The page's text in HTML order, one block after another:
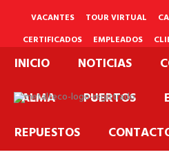
VACANTES TOUR VIRTUAL
CERTIFICADOS
EMPLEADOS
PQRS
INICIO NOTICIAS
PALMA
PUERTOS
REPUESTOS
Nuestras Noticias.